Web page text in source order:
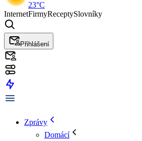
23°C
InternetFirmyReceptySlovníky
Přihlášení
Zprávy
Domácí